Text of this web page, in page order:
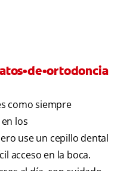
como siempre
los
use un cepillo dental
acceso en la boca.